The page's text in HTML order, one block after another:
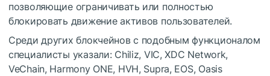
позволяющие ограничивать или полностью
блокировать движение активов пользователей.
Среди других блокчейнов с подобным функционалом
специалисты указали: Chiliz, VIC, XDC Network,
VeChain, Harmony ONE, HVH, Supra, EOS, Oasis